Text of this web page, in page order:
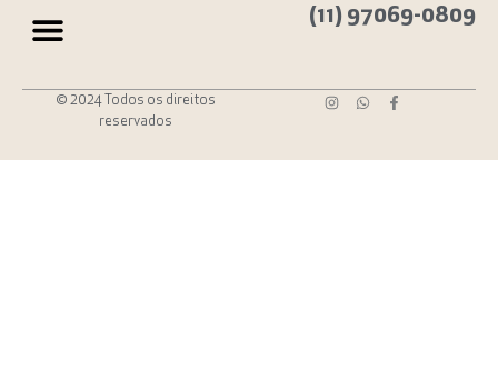
(11) 97069-0809
© 2024 Todos os direitos
reservados